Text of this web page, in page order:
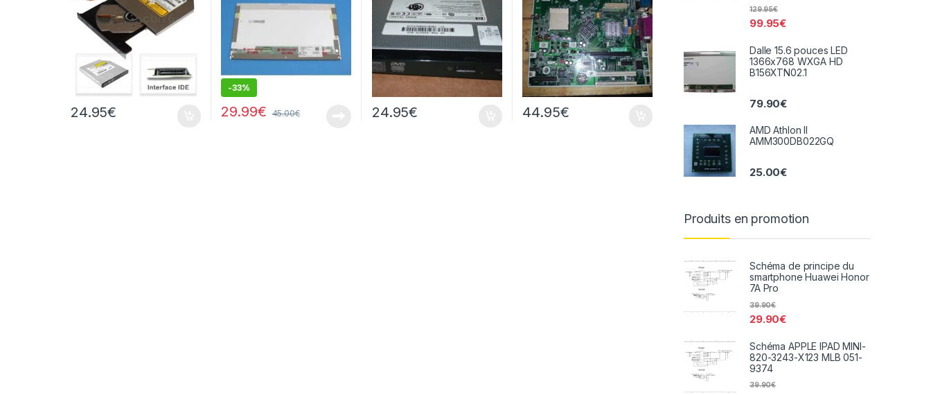
24.95€
-33%
29.99€ 45.00€ 24.95€ 44.95€
99.95€
129.95€
Dalle 15.6 pouces LED
1366x768 WXGA HD
B156XTN02.1
79.90€
AMD Athlon II
AMM300DB022GQ
25.00€
Produits en promotion
Schéma de principe du
smartphone Huawei Honor
7A Pro
29.90€
39.90€
Schéma APPLE IPAD MINI-
820-3243-X123 MLB 051-
9374
39.90€